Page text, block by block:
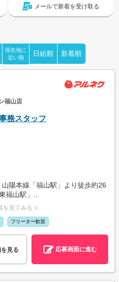
メールで新着を受け取る
現在地に
近い順
日給順 新着順
福山店
務スタッフ
陽本線「福山駅」より徒歩約26
福山駅」...
を見てみる ∨
フリーター歓迎
見る 応募画面に進む